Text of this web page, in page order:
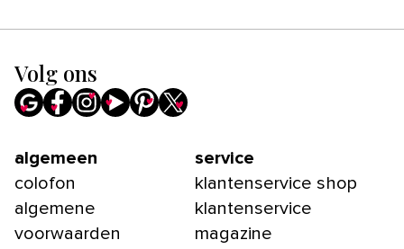
Volg ons
algemeen
colofon
algemene
voorwaarden
service
klantenservice shop
klantenservice
magazine